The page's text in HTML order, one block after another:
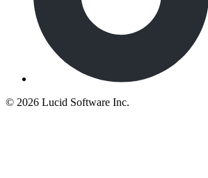
© 2026 Lucid Software Inc.